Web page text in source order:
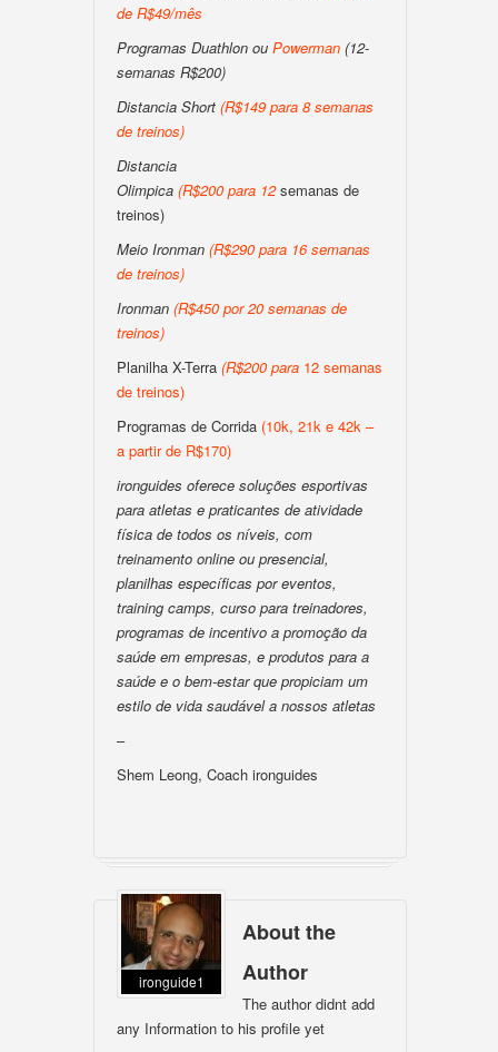
de R$49/mês
Programas Duathlon ou Powerman (12-
semanas R$200)
Distancia Short (R$149 para 8 semanas
de treinos)
Distancia
Olimpica (R$200 para 12semanas de
treinos)
Meio Ironman (R$290 para 16 semanas
de treinos)
Ironman (R$450 por 20 semanas de
treinos)
Planilha X-Terra (R$200 para 12 semanas
de treinos)
Programas de Corrida (10k, 21k e 42k –
a partir de R$170)
ironguides oferece soluções esportivas
para atletas e praticantes de atividade
física de todos os níveis, com
treinamento online ou presencial,
planilhas específicas por eventos,
training camps, curso para treinadores,
programas de incentivo a promoção da
saúde em empresas, e produtos para a
saúde e o bem-estar que propiciam um
estilo de vida saudável a nossos atletas
–
Shem Leong, Coach ironguides
ironguide1
About the
Author
The author didnt add
any Information to his profile yet